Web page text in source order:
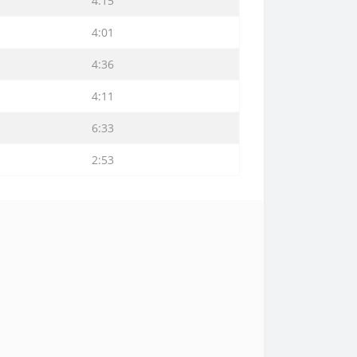
4:01
4:36
4:11
6:33
2:53